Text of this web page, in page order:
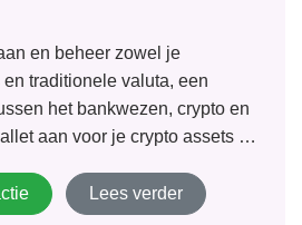
en beheer zowel je
en traditionele valuta, een
het bankwezen, crypto en
aan voor je crypto assets en
online.
Lees verder